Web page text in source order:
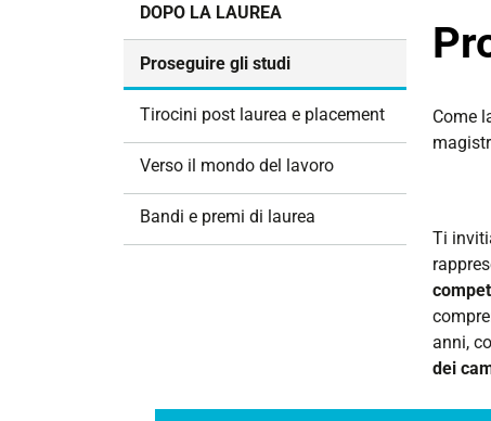
Come
Ti
anni,
dei
DOPO LA LAUREA
Proseguire gli studi
Tirocini post laurea e placement
Verso il mondo del lavoro
Bandi e premi di laurea